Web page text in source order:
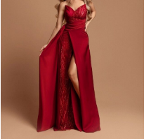
opciones
elegir